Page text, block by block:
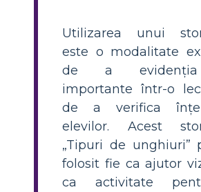
Utilizarea unui
este o modalitate
de a
importante într-o
de a verifica
elevilor. Acest
„Tipuri de unghiuri”
folosit fie ca ajutor
ca activitate